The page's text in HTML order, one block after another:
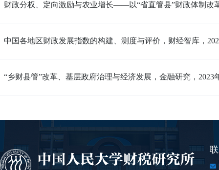
财政分权、定向激励与农业增长——以“省直管县”财政体制改
中国各地区财政发展指数的构建、测度与评价，财经智库，
“乡财县管”改革、基层政府治理与经济发展，金融研究，